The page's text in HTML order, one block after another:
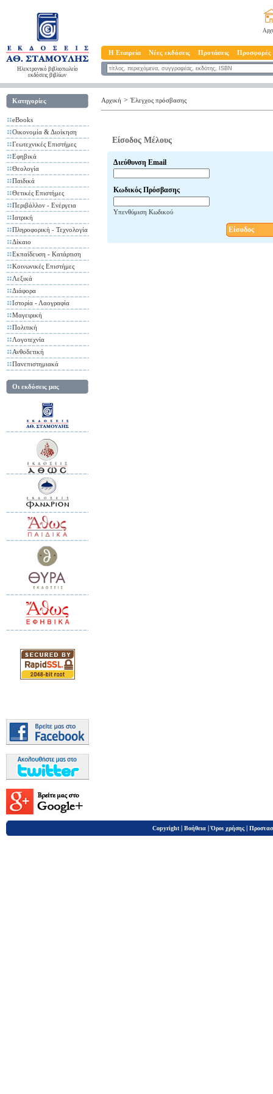
Ηλεκτρονικό βιβλιοπωλείο
εκδόσεις βιβλίων
Η Εταιρεία Νέες εκδόσεις Προτάσεις Προσφορές
Κατηγορίες
eBooks
Οικονομία & Διοίκηση
Γεωτεχνικές Επιστήμες
Εφηβικά
Θεολογία
Παιδικά
Θετικές Επιστήμες
Περιβάλλον - Ενέργεια
Ιατρική
Πληροφορική - Τεχνολογία
Δίκαιο
Εκπαίδευση - Κατάρτιση
Κοινωνικές Επιστήμες
Λεξικά
Διάφορα
Ιστορία - Λαογραφία
Μαγειρική
Πολιτική
Λογοτεχνία
Ανθοδετική
Πανεπιστημιακά
Οι εκδόσεις μας
Αρχική > Έλεγχος πρόσβασης
Είσοδος Μέλους
Διεύθυνση Email
Κωδικός Πρόσβασης
Υπενθύμιση Κωδικού
Είσοδος
Copyright | Βοήθεια |Όροι χρήσης |